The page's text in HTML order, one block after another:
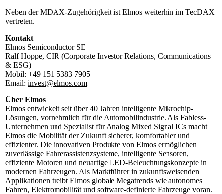
Neben der MDAX-Zugehörigkeit ist Elmos weiterhin im TecDAX
vertreten.
Kontakt
Elmos Semiconductor SE
Ralf Hoppe, CIR (Corporate Investor Relations, Communications
& ESG)
Mobil: +49 151 5383 7905
Email: invest@elmos.com
Über Elmos
Elmos entwickelt seit über 40 Jahren intelligente Mikrochip-
Lösungen, vornehmlich für die Automobilindustrie. Als Fabless-
Unternehmen und Spezialist für Analog Mixed Signal ICs macht
Elmos die Mobilität der Zukunft sicherer, komfortabler und
effizienter. Die innovativen Produkte von Elmos ermöglichen
zuverlässige Fahrerassistenzsysteme, intelligente Sensoren,
effiziente Motoren und neuartige LED-Beleuchtungskonzepte in
modernen Fahrzeugen. Als Marktführer in zukunftsweisenden
Applikationen treibt Elmos globale Megatrends wie autonomes
Fahren, Elektromobilität und software-definierte Fahrzeuge voran.